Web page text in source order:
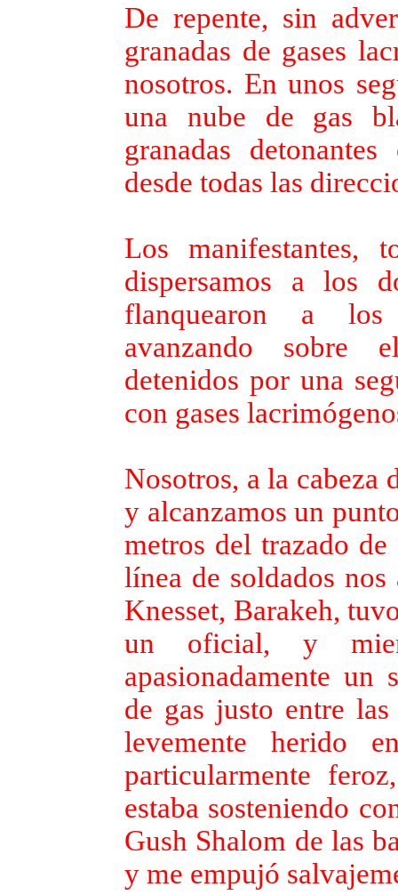
De repente, sin
granadas de gases
nosotros. En unos
una nube de gas
granadas
desde todas las
Los manifestantes,
dispersamos a los
flanquearon a
avanzando sobre
detenidos por una
con gases
Nosotros, a la cabeza
y alcanzamos un
metros del trazado
línea de soldados
Knesset, Barakeh,
un oficial, y
apasionadamente un
de gas justo entre
levemente herido
particularmente
estaba sosteniendo
Gush Shalom de las
y me empujó